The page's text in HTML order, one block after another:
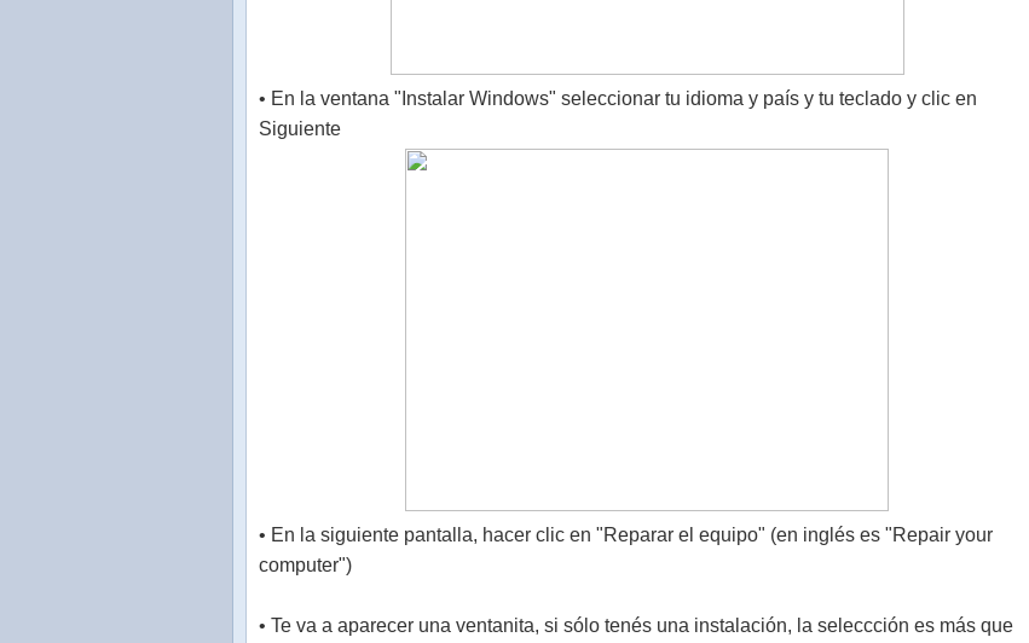
• En la ventana "Instalar Windows" seleccionar tu idioma y país y tu teclado y clic en
Siguiente
• En la siguiente pantalla, hacer clic en "Reparar el equipo" (en inglés es "Repair your
computer")
• Te va a aparecer una ventanita, si sólo tenés una instalación, la seleccción es más que